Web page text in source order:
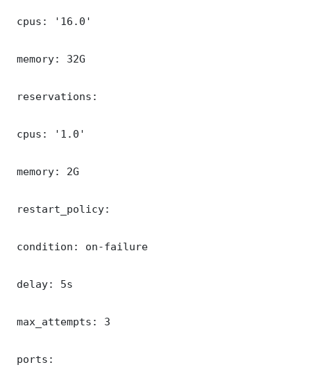
cpus: '16.0'
memory: 32G
reservations:
cpus: '1.0'
memory: 2G
restart_policy:
condition: on-failure
delay: 5s
max_attempts: 3
ports: